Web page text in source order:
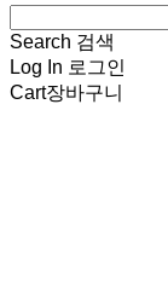
Search 검색
Log In 로그인
Cart장바구니